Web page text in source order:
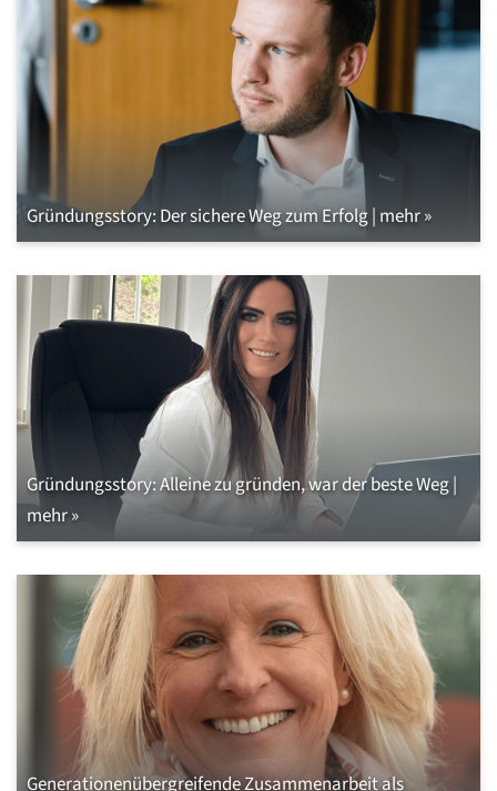
Gründungsstory: Der sichere Weg zum Erfolg | mehr »
Gründungsstory: Alleine zu gründen, war der beste Weg |
mehr »
Generationenübergreifende Zusammenarbeit als